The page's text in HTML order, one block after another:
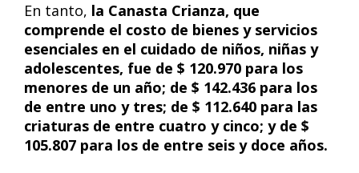
En tanto, la Canasta Crianza, que
comprende el costo de bienes y servicios
esenciales en el cuidado de niños, niñas y
adolescentes, fue de $ 120.970 para los
menores de un año; de $ 142.436 para los
de entre uno y tres; de $ 112.640 para las
criaturas de entre cuatro y cinco; y de $
105.807 para los de entre seis y doce años.